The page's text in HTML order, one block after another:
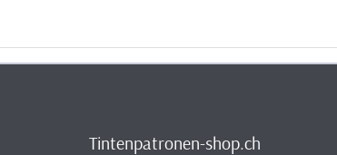
Tintenpatronen-shop.ch